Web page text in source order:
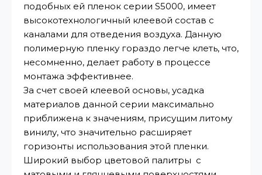
подобных ей пленок серии S5000, имеет
высокотехнологичный клеевой состав с
каналами для отведения воздуха. Данную
полимерную пленку гораздо легче клеть, что,
несомненно, делает работу в процессе
монтажа эффективнее.
За счет своей клеевой основы, усадка
материалов данной серии максимально
приближена к значениям, присущим литому
винилу, что значительно расширяет
горизонты использования этой пленки.
Широкий выбор цветовой палитры с